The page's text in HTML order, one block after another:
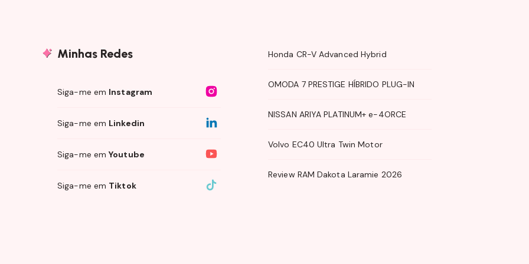
Minhas Redes
Siga-me em Instagram
Siga-me em Linkedin
Siga-me emYoutube
Siga-me em Tiktok
Honda CR-V Advanced Hybrid
OMODA 7 PRESTIGE HÍBRIDO PLUG-IN
NISSAN ARIYA PLATINUM+ e-4ORCE
Volvo EC40 Ultra Twin Motor
Review RAM Dakota Laramie 2026